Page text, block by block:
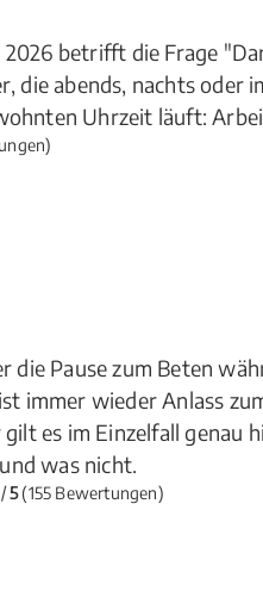
betrifft die Frage
die abends, nachts oder
Uhrzeit läuft:
die Pause zum Beten
immer wieder Anlass
es im Einzelfall genau
was nicht.
/5(155 Bewertungen)